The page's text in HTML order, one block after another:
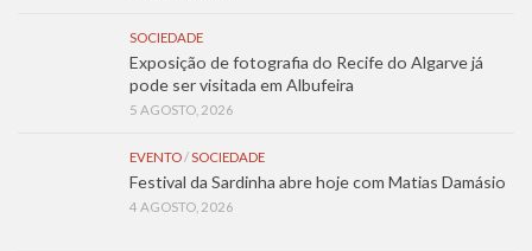
SOCIEDADE
Exposição de fotografia do Recife do Algarve já
pode ser visitada em Albufeira
5 AGOSTO, 2026
EVENTO/SOCIEDADE
Festival da Sardinha abre hoje com Matias Damásio
4 AGOSTO, 2026